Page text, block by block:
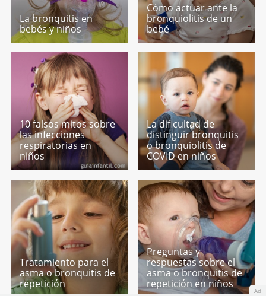
La bronquitis en
bebés y niños
Cómo actuar ante la
bronquiolitis de un
bebé
10 falsos mitos sobre
las infecciones
respiratorias en
niños
La dificultad de
distinguir bronquitis
o bronquiolitis de
COVID en niños
Tratamiento para el
asma o bronquitis de
repetición
Preguntas y
respuestas sobre el
asma o bronquitis de
repetición en niños
Ad